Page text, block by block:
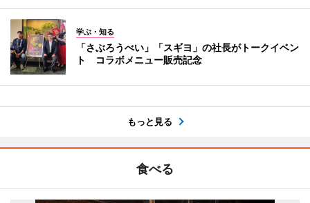
学ぶ・知る
「さぶろうべい」「スギヨ」の社長がトークイベン
ト コラボメニュー販売記念
もっと見る
食べる